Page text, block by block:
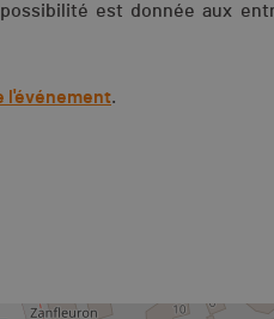
est donnée aux
l'événement.